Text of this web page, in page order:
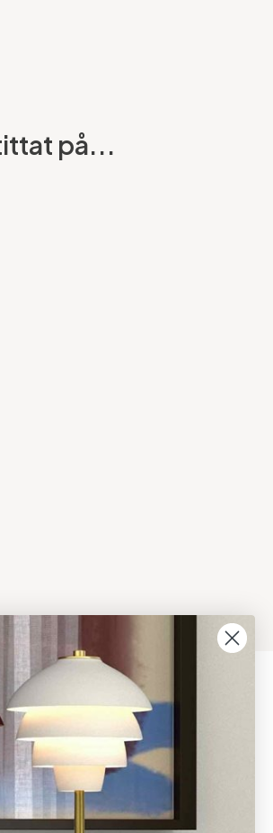
på...
08 - 654 29 00
info@ljusbutik.se
kontaktuppgifter »
Kungsholmsgatan 6, 112 27